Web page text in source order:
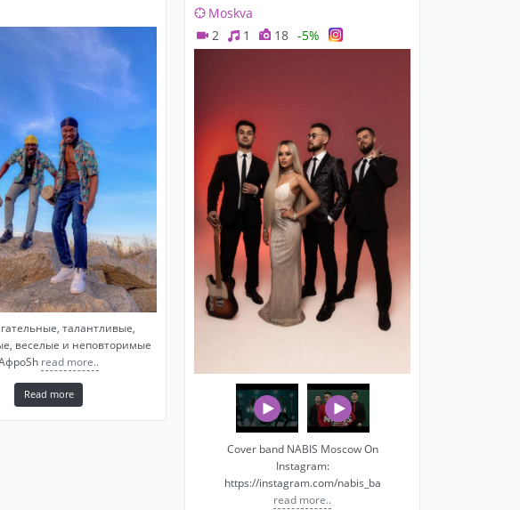
талантливые,
веселые и неповторимые
read more..
Read more
Moskva
2
1 18 -5%
Cover band NABIS Moscow On
Instagram:
https://instagram.com/nabis_ba
read more..